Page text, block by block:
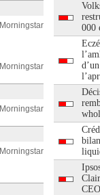
Morningstar
Morningstar
Morningstar
Morningstar
000